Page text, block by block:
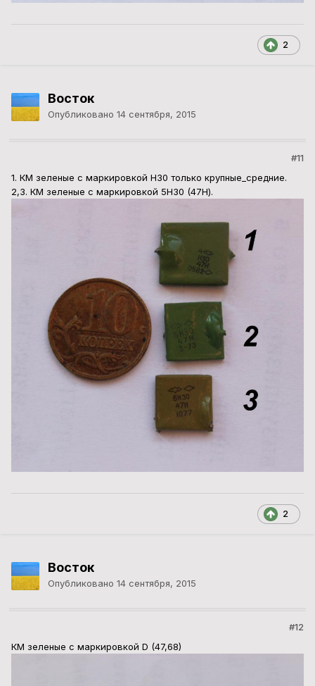
2
Восток
Опубликовано 14 сентября, 2015
#11
1. КМ зеленые с маркировкой Н30 только крупные_средние.
2,3. КМ зеленые с маркировкой 5Н30 (47Н).
2
Восток
Опубликовано 14 сентября, 2015
#12
КМ зеленые с маркировкой D (47,68)